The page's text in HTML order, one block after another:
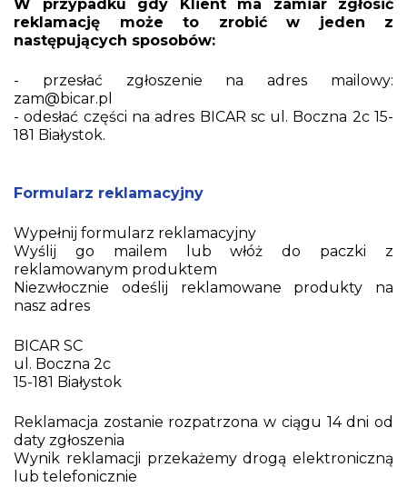
W przypadku gdy Klient ma zamiar zgłosić
reklamację może to zrobić w jeden z
następujących sposobów:
- przesłać zgłoszenie na adres mailowy:
zam@bicar.pl
- odesłać części na adres BICAR sc ul. Boczna 2c 15-
181 Białystok.
Formularz reklamacyjny
Wypełnij formularz reklamacyjny
Wyślij go mailem lub włóż do paczki z
reklamowanym produktem
Niezwłocznie odeślij reklamowane produkty na
nasz adres
BICAR SC
ul. Boczna 2c
15-181 Białystok
Reklamacja zostanie rozpatrzona w ciągu 14 dni od
daty zgłoszenia
Wynik reklamacji przekażemy drogą elektroniczną
lub telefonicznie